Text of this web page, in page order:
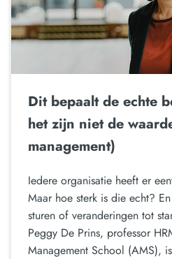
Dit bepaalt de echte
het zijn niet de
management)
Iedere organisatie heeft er
Maar hoe sterk is die echt?
sturen of veranderingen tot
Peggy De Prins, professor
Management School (AMS),